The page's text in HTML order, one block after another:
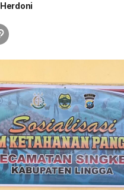
Herdoni